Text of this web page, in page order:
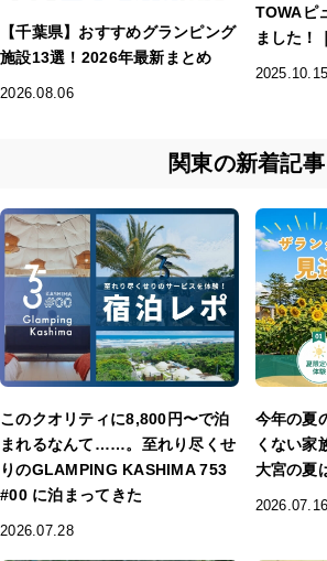
【千葉県】おすすめグランピング
施設13選！2026年最新まとめ
2026.08.06
TOWAピ
ました！
2025.10.15
関東の新着記事
このクオリティに8,800円〜で泊
まれるなんて……。至れり尽くせ
りのGLAMPING KASHIMA 753
#00 に泊まってきた
2026.07.28
今年の夏
くない家
大宮の夏
2026.07.16